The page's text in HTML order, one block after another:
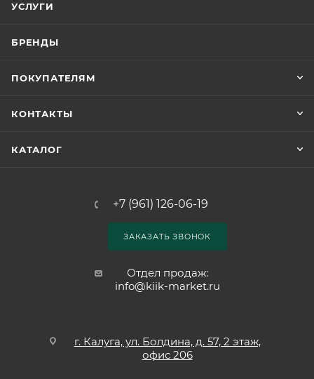
УСЛУГИ
БРЕНДЫ
ПОКУПАТЕЛЯМ
КОНТАКТЫ
КАТАЛОГ
+7 (961) 126-06-19
ЗАКАЗАТЬ ЗВОНОК
Отдел продаж:
info@kiik-market.ru
г. Калуга, ул. Болдина, д. 57, 2 этаж,
офис 206